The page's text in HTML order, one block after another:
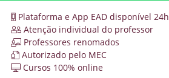
Plataforma e App EAD disponível 24h
Atenção individual do professor
Professores renomados
Autorizado pelo MEC
Cursos 100% online